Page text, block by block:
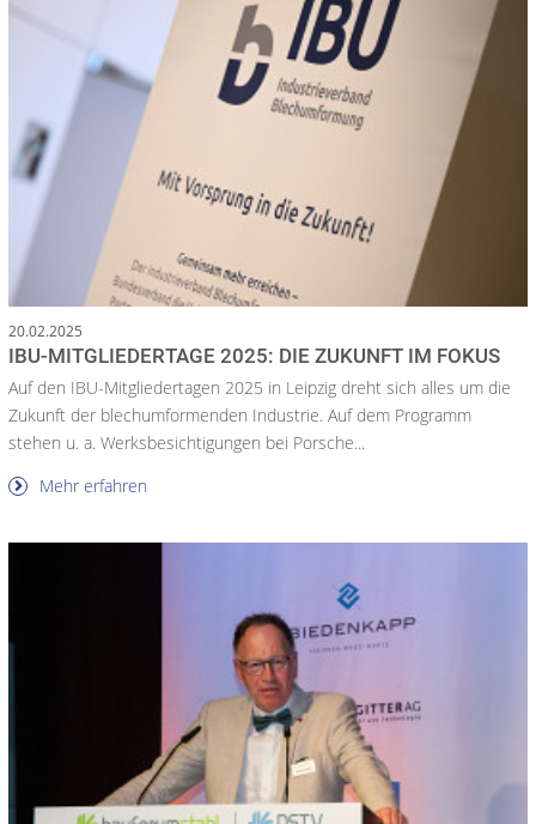
20.02.2025
IBU-MITGLIEDERTAGE 2025: DIE ZUKUNFT IM FOKUS
Auf den IBU-Mitgliedertagen 2025 in Leipzig dreht sich alles um die
Zukunft der blechumformenden Industrie. Auf dem Programm
stehen u. a. Werksbesichtigungen bei Porsche...
Mehr erfahren